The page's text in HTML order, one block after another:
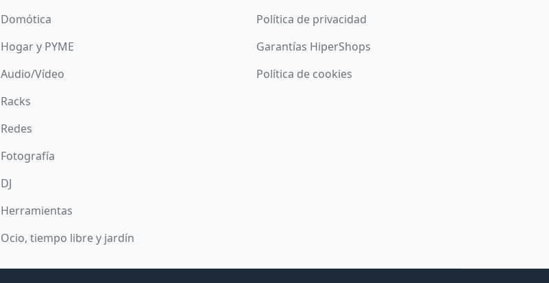
Domótica
Hogar y PYME
Audio/Vídeo
Racks
Redes
Fotografía
DJ
Herramientas
Ocio, tiempo libre y jardín
Política de privacidad
Garantías HiperShops
Política de cookies